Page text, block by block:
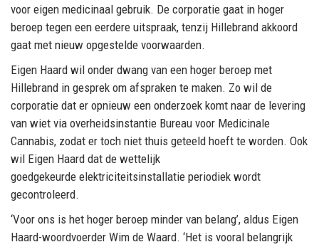
voor eigen medicinaal gebruik. De corporatie gaat in hoger
beroep tegen een eerdere uitspraak, tenzij Hillebrand akkoord
gaat met nieuw opgestelde voorwaarden.
Eigen Haard wil onder dwang van een hoger beroep met
Hillebrand in gesprek om afspraken te maken. Zo wil de
corporatie dat er opnieuw een onderzoek komt naar de levering
van wiet via overheidsinstantie Bureau voor Medicinale
Cannabis, zodat er toch niet thuis geteeld hoeft te worden. Ook
wil Eigen Haard dat de wettelijk
goedgekeurde elektriciteitsinstallatie periodiek wordt
gecontroleerd.
‘Voor ons is het hoger beroep minder van belang’, aldus Eigen
Haard-woordvoerder Wim de Waard. ‘Het is vooral belangrijk